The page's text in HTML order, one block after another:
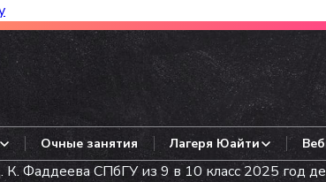
авторские варианты.
Очные занятия Лагеря Юайти
Фаддеева СПбГУ из 9 в 10 класс 2025 год